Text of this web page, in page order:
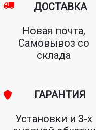
ДОСТАВКА
Новая почта,
Самовывоз со
склада
ГАРАНТИЯ
Установки и 3-х